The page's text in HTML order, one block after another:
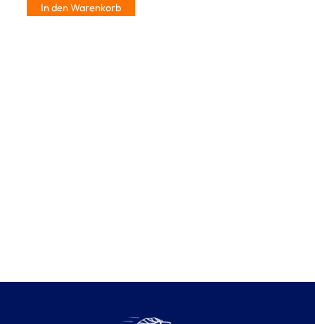
In den Warenkorb